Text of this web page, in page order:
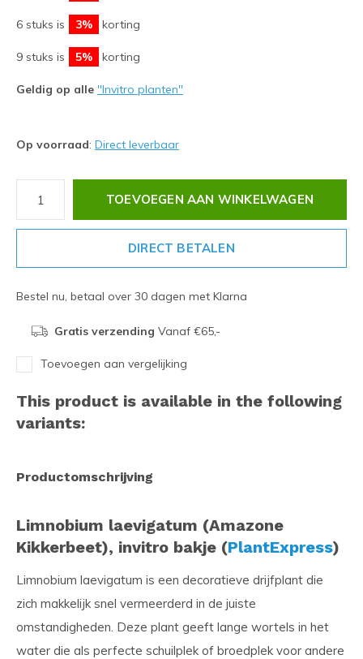
6 stuks is 3% korting
9 stuks is 5% korting
Geldig op alle ''Invitro planten''
Op voorraad: Direct leverbaar
TOEVOEGEN AAN WINKELWAGEN
DIRECT BETALEN
Bestel nu, betaal over 30 dagen met Klarna
Gratis verzending Vanaf €65,-
Toevoegen aan vergelijking
This product is available in the following
variants:
Productomschrijving
Limnobium laevigatum (Amazone
Kikkerbeet), invitro bakje (PlantExpress)
Limnobium laevigatum is een decoratieve drijfplant die
zich makkelijk snel vermeerderd in de juiste
omstandigheden. Deze plant geeft lange wortels in het
water die als perfecte schuilplek of broedplek voor andere